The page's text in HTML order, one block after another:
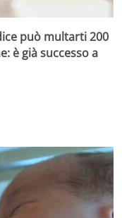
può multarti 200
è già successo a